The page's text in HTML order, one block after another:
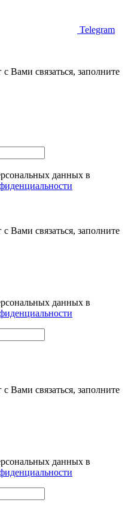
Telegram
Вами связаться, заполните
данных в
Вами связаться, заполните
данных в
Вами связаться, заполните
данных в